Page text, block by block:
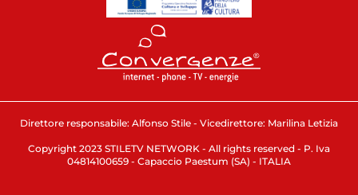
Direttore responsabile: Alfonso Stile - Vicedirettore: Marilina Letizia
Copyright 2023 STILETV NETWORK - All rights reserved - P. Iva
04814100659 - Capaccio Paestum (SA) - ITALIA